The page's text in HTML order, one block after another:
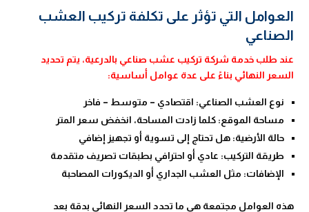
العوامل التي تؤثر على تكلفة تركيب العشب
الصناعي
عند طلب خدمة شركة تركيب عشب صناعي بالدرعية، يتم تحديد
السعر النهائي بناءً على عدة عوامل أساسية:
نوع العشب الصناعي: اقتصادي – متوسط – فاخر
مساحة الموقع: كلما زادت المساحة، انخفض سعر المتر
حالة الأرضية: هل تحتاج إلى تسوية أو تجهيز إضافي
طريقة التركيب: عادي أو احترافي بطبقات تصريف متقدمة
الإضافات: مثل العشب الجداري أو الديكورات المصاحبة
هذه العوامل مجتمعة هي ما تحدد السعر النهائي بدقة بعد